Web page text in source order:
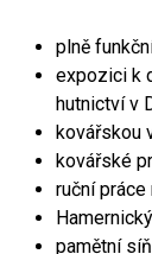
plně
expozici k
hutnictví v
kovářskou
kovářské
ruční práce
pamětní